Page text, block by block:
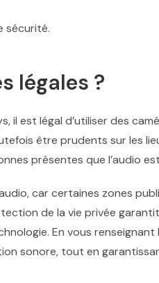
sécurité.
légales ?
il est légal d’utiliser des
être prudents sur les
présentes que l’audio
car certaines zones
de la vie privée
En vous renseignant
sonore, tout en